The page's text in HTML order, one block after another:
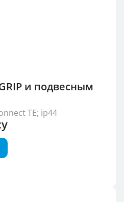
и подвесным
TE; ip44